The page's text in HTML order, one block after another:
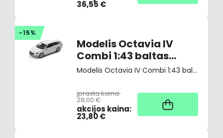
36,55 €
-15%
Modelis Octavia IV
Combi 1:43 baltas
mėnulis
Modelis Octavia IV Combi 1:43 baltas mėnulis
įprasta kaina:
28,00 €
akcijos kaina:
23,80 €
Užsakant